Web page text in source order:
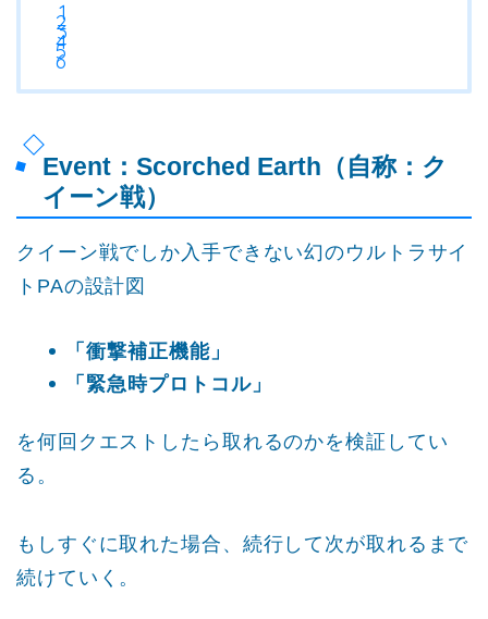
Event：Scorched Earth（自称：ク
イーン戦）
クイーン戦でしか入手できない幻のウルトラサイ
トPAの設計図
「衝撃補正機能」
「緊急時プロトコル」
を何回クエストしたら取れるのかを検証してい
る。
もしすぐに取れた場合、続行して次が取れるまで
続けていく。